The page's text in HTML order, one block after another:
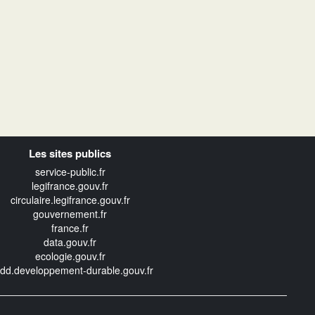
Les sites publics
service-public.fr
legifrance.gouv.fr
circulaire.legifrance.gouv.fr
gouvernement.fr
france.fr
data.gouv.fr
ecologie.gouv.fr
durable.gouv.fr